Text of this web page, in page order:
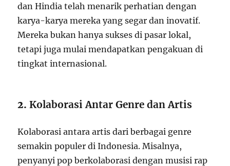
dan Hindia telah menarik perhatian dengan
karya-karya mereka yang segar dan inovatif.
Mereka bukan hanya sukses di pasar lokal,
tetapi juga mulai mendapatkan pengakuan di
tingkat internasional.
2.Kolaborasi Antar Genre dan Artis
Kolaborasi antara artis dari berbagai genre
semakin populer di Indonesia. Misalnya,
penyanyi pop berkolaborasi dengan musisi rap